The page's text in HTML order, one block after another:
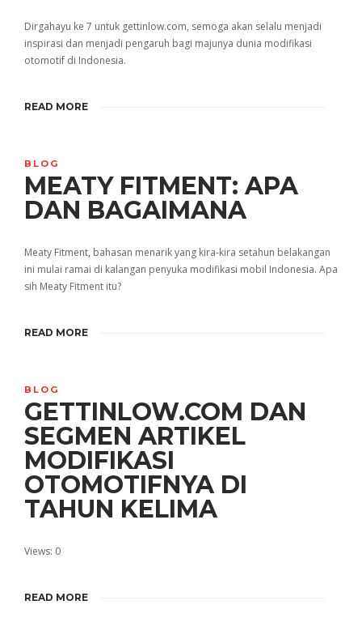
Dirgahayu ke 7 untuk gettinlow.com, semoga akan selalu menjadi
inspirasi dan menjadi pengaruh bagi majunya dunia modifikasi
otomotif di Indonesia.
READ MORE
BLOG
MEATY FITMENT: APA
DAN BAGAIMANA
Meaty Fitment, bahasan menarik yang kira-kira setahun belakangan
ini mulai ramai di kalangan penyuka modifikasi mobil Indonesia. Apa
sih Meaty Fitment itu?
READ MORE
BLOG
GETTINLOW.COM DAN
SEGMEN ARTIKEL
MODIFIKASI
OTOMOTIFNYA DI
TAHUN KELIMA
Views: 0
READ MORE